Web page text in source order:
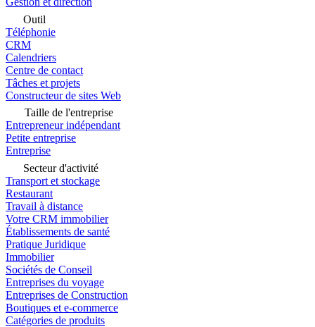
Outil
Téléphonie
CRM
Calendriers
Centre de contact
Tâches et projets
Constructeur de sites Web
Taille de l'entreprise
Entrepreneur indépendant
Petite entreprise
Entreprise
Secteur d'activité
Transport et stockage
Restaurant
Travail à distance
Votre CRM immobilier
Établissements de santé
Pratique Juridique
Immobilier
Sociétés de Conseil
Entreprises du voyage
Entreprises de Construction
Boutiques et e-commerce
Catégories de produits